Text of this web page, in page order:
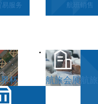
易服务 航班销售
杯 航旅会展航